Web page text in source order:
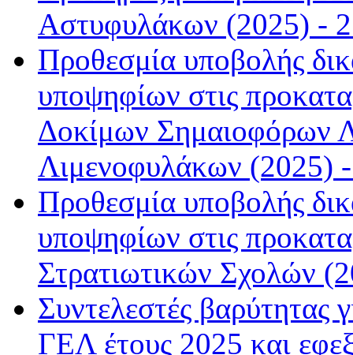
Αστυφυλάκων (2025) -
Προθεσμία υποβολής
υποψηφίων στις
Δοκίμων
Λιμενοφυλάκων (2025)
Προθεσμία υποβολής
υποψηφίων στις
Στρατιωτικών Σχολών
Συντελεστές βαρύτητας
ΓΕΛ έτους 2025 και